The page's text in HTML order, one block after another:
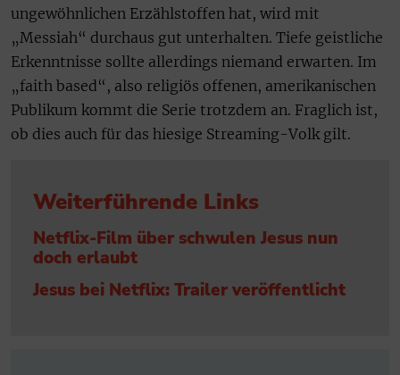
ungewöhnlichen Erzählstoffen hat, wird mit
„Messiah“ durchaus gut unterhalten. Tiefe geistliche
Erkenntnisse sollte allerdings niemand erwarten. Im
„faith based“, also religiös offenen, amerikanischen
Publikum kommt die Serie trotzdem an. Fraglich ist,
ob dies auch für das hiesige Streaming-Volk gilt.
Weiterführende Links
Netflix-Film über schwulen Jesus nun
doch erlaubt
Jesus bei Netflix: Trailer veröffentlicht